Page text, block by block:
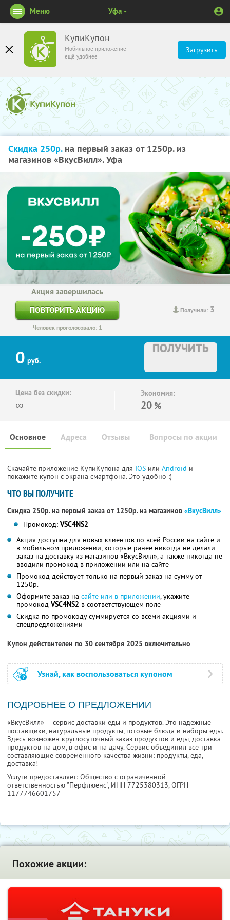
КупиКупон
Мобильное приложение
ещё удобнее
Загрузить
Меню Уфа
Скидка 250р.на первый заказ от 1250р. из
магазинов «ВкусВилл». Уфа
Получили: 3
Акция завершилась
ПОВТОРИТЬ АКЦИЮ
Человек проголосовало: 1
0 руб.
ПОЛУЧИТЬ
Цена без скидки:
∞
Экономия:
20 %
Основное Отзывы Вопросы по акции
Адреса
Скачайте приложение КупиКупона для IOS или Android и
покажите купон с экрана смартфона. Это удобно :)
ЧТО ВЫ ПОЛУЧИТЕ
Скидка 250р. на первый заказ от 1250р. из магазинов «ВкусВилл»
Промокод: VSC4NS2
Акция доступна для новых клиентов по всей России на сайте и
в мобильном приложении, которые ранее никогда не делали
заказ на доставку из магазинов «ВкусВилл», а также никогда не
вводили промокод в приложении или на сайте
Промокод действует только на первый заказ на сумму от
1250р.
Оформите заказ на сайте или в приложении, укажите
промокод VSC4NS2 в соответствующем поле
Скидка по промокоду суммируется со всеми акциями и
спецпредложениями
Купон действителен по 30 сентября 2025 включительно
Узнай, как воспользоваться купоном
ПОДРОБНЕЕ О ПРЕДЛОЖЕНИИ
«ВкусВилл» — сервис доставки еды и продуктов. Это надежные
поставщики, натуральные продукты, готовые блюда и наборы еды.
Здесь возможен круглосуточный заказ продуктов и еды, доставка
продуктов на дом, в офис и на дачу. Сервис объединил все три
составляющие современного качества жизни: продукты, еда,
доставка!
Услуги предоставляет: Общество с ограниченной
ответственностью "Перфлюенс", ИНН 7725380313, ОГРН
1177746601757
Похожие акции: